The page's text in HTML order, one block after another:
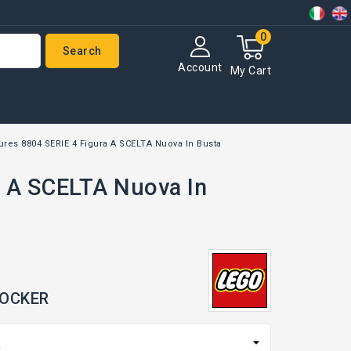
My Cart
0
Account
Search
8804 SERIE 4 Figura A SCELTA Nuova In Busta
SCELTA Nuova In